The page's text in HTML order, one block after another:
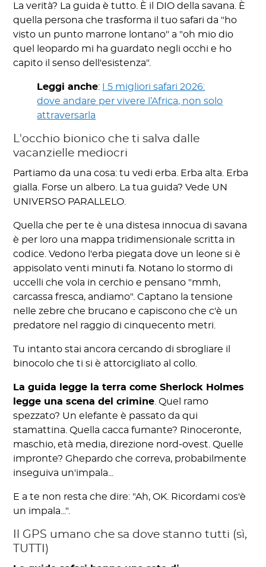
La verità? La guida è tutto. È il DIO della savana. È
quella persona che trasforma il tuo safari da "ho
visto un punto marrone lontano" a "oh mio dio
quel leopardo mi ha guardato negli occhi e ho
capito il senso dell'esistenza".
Leggi anche: I 5 migliori safari 2026:
dove andare per vivere l’Africa, non solo
attraversarla
L'occhio bionico che ti salva dalle
vacanzielle mediocri
Partiamo da una cosa: tu vedi erba. Erba alta. Erba
gialla. Forse un albero. La tua guida? Vede UN
UNIVERSO PARALLELO.
Quella che per te è una distesa innocua di savana
è per loro una mappa tridimensionale scritta in
codice. Vedono l'erba piegata dove un leone si è
appisolato venti minuti fa. Notano lo stormo di
uccelli che vola in cerchio e pensano "mmh,
carcassa fresca, andiamo". Captano la tensione
nelle zebre che brucano e capiscono che c'è un
predatore nel raggio di cinquecento metri.
Tu intanto stai ancora cercando di sbrogliare il
binocolo che ti si è attorcigliato al collo.
La guida legge la terra come Sherlock Holmes
legge una scena del crimine . Quel ramo
spezzato? Un elefante è passato da qui
stamattina. Quella cacca fumante? Rinoceronte,
maschio, età media, direzione nord-ovest. Quelle
impronte? Ghepardo che correva, probabilmente
inseguiva un'impala...
E a te non resta che dire: "Ah, OK. Ricordami cos'è
un impala...".
Il GPS umano che sa dove stanno tutti (sì,
TUTTI)